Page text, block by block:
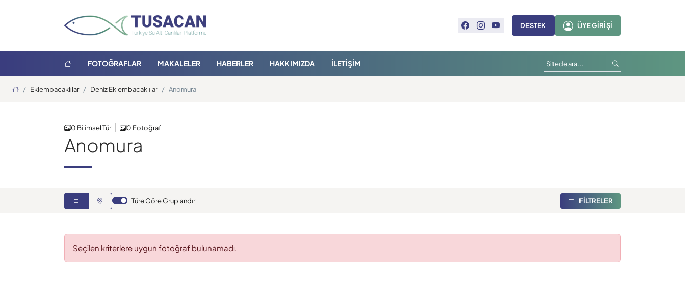
DESTEK ÜYE GIRIŞI
FOTOĞRAFLAR MAKALELER HABERLER HAKKIMIZDA İLETIŞIM
Ana Sayfa
Eklembacaklılar Deniz Eklembacaklılar Anomura
0 Bilimsel Tür 0 Fotoğraf
Anomura
Türe Göre Gruplandır FİLTRELER
Seçilen kriterlere uygun fotoğraf bulunamadı.